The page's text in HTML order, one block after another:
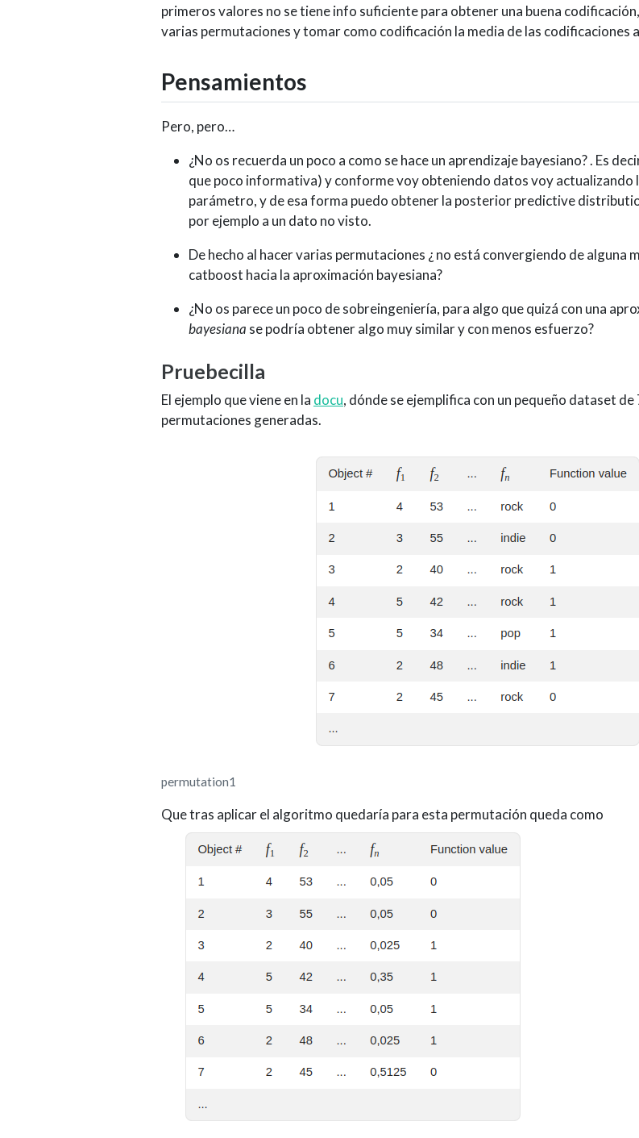
primeros valores no se tiene info suficiente para obtener una buena
varias permutaciones y tomar como codificación la media de las codificaciones
Pensamientos
Pero, pero…
¿No os recuerda un poco a como se hace un aprendizaje bayesiano? . Es
que poco informativa) y conforme voy obteniendo datos voy actualizando
parámetro, y de esa forma puedo obtener la posterior predictive
por ejemplo a un dato no visto.
De hecho al hacer varias permutaciones ¿ no está convergiendo de alguna
catboost hacia la aproximación bayesiana?
¿No os parece un poco de sobreingeniería, para algo que quizá con una
bayesiana se podría obtener algo muy similar y con menos esfuerzo?
Pruebecilla
El ejemplo que viene en la docu, dónde se ejemplifica con un pequeño dataset
permutaciones generadas.
permutation1
Que tras aplicar el algoritmo quedaría para esta permutación queda como